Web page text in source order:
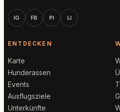
IG FB PI LI
ENTDECKEN
Karte
Hunderassen
Events
Ausflugsziele
Unterkünfte